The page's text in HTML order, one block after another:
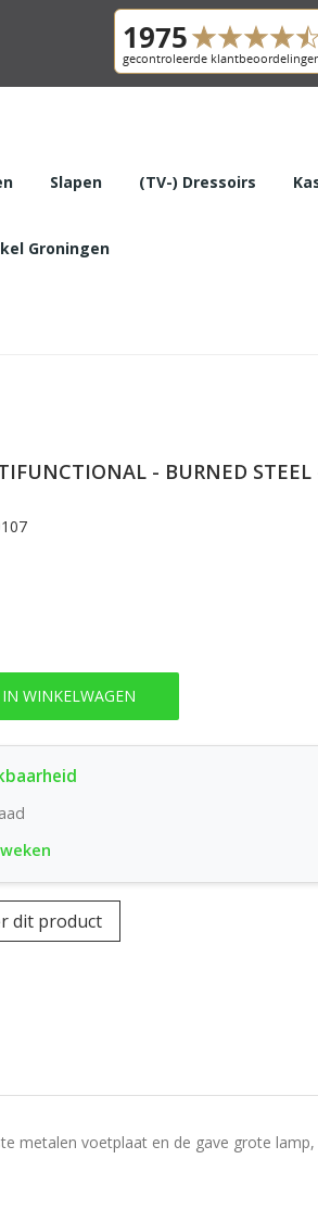
Slapen (TV-) Dressoirs
Groningen
- BURNED STEEL
IN WINKELWAGEN
dit product
metalen voetplaat en de gave grote